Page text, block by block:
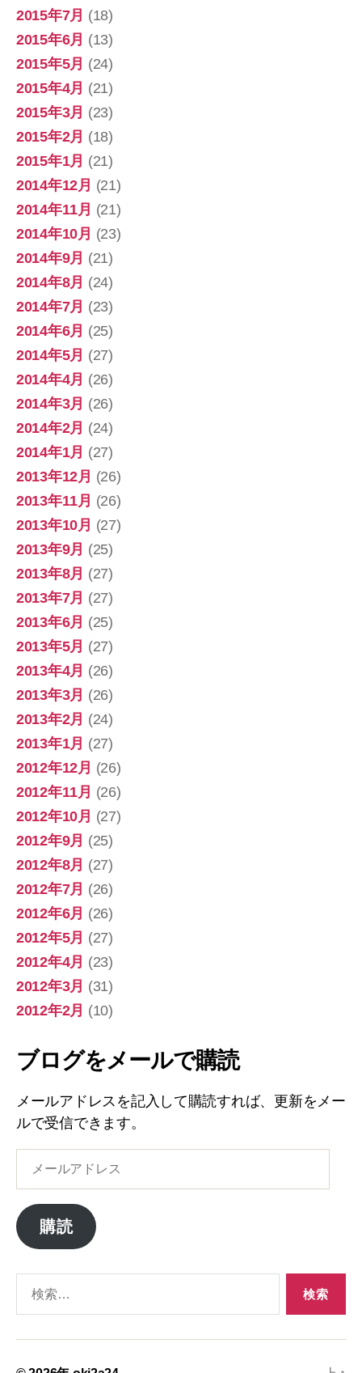
2015年7月 (18)
2015年6月 (13)
2015年5月 (24)
2015年4月 (21)
2015年3月 (23)
2015年2月 (18)
2015年1月 (21)
2014年12月 (21)
2014年11月 (21)
2014年10月 (23)
2014年9月 (21)
2014年8月 (24)
2014年7月 (23)
2014年6月 (25)
2014年5月 (27)
2014年4月 (26)
2014年3月 (26)
2014年2月 (24)
2014年1月 (27)
2013年12月 (26)
2013年11月 (26)
2013年10月 (27)
2013年9月 (25)
2013年8月 (27)
2013年7月 (27)
2013年6月 (25)
2013年5月 (27)
2013年4月 (26)
2013年3月 (26)
2013年2月 (24)
2013年1月 (27)
2012年12月 (26)
2012年11月 (26)
2012年10月 (27)
2012年9月 (25)
2012年8月 (27)
2012年7月 (26)
2012年6月 (26)
2012年5月 (27)
2012年4月 (23)
2012年3月 (31)
2012年2月 (10)
ブログをメールで購読
メールアドレスを記入して購読すれば、更新をメー
ルで受信できます。
ア
ド
ス
購読
象: